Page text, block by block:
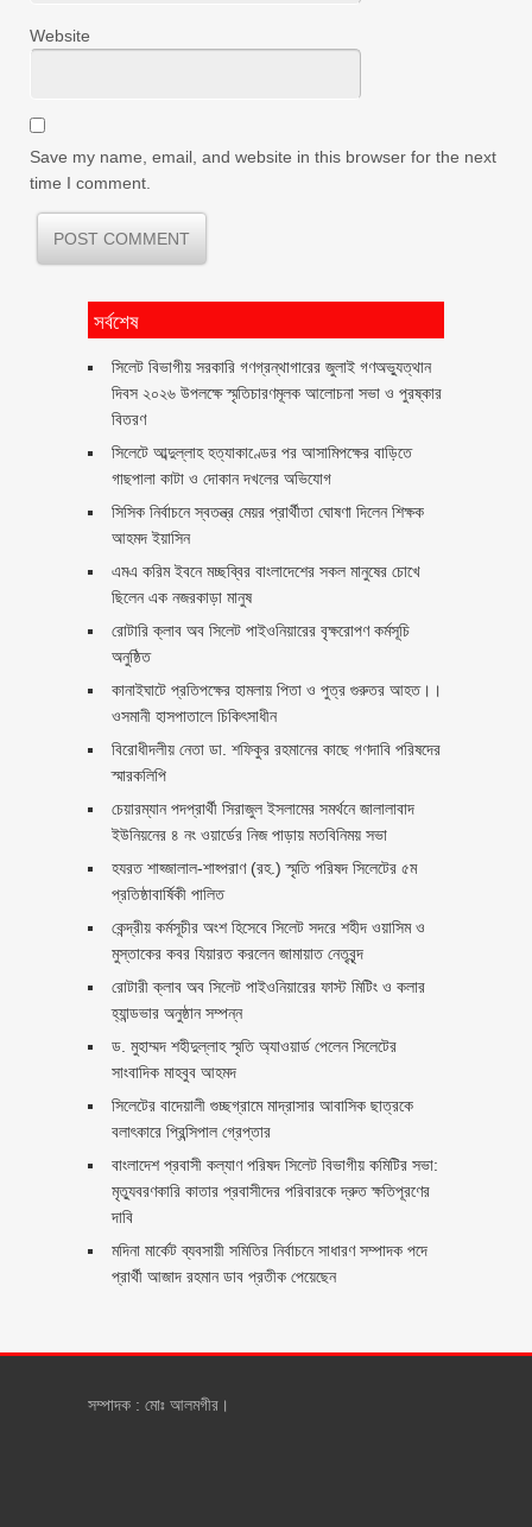
Website
Save my name, email, and website in this browser for the next
time I comment.
সর্বশেষ
সিলেট বিভাগীয় সরকারি গণগ্রন্থাগারের জুলাই গণঅভ্যুত্থান
দিবস ২০২৬ উপলক্ষে স্মৃতিচারণমূলক আলোচনা সভা ও পুরষ্কার
বিতরণ ‎ ‎
সিলেটে আব্দুল্লাহ হত্যাকাণ্ডের পর আসামিপক্ষের বাড়িতে
গাছপালা কাটা ও দোকান দখলের অভিযোগ
সিসিক নির্বাচনে স্বতন্ত্র মেয়র প্রার্থীতা ঘোষণা দিলেন শিক্ষক
আহমদ ইয়াসিন
এমএ করিম ইবনে মচ্ছব্বির বাংলাদেশের সকল মানুষের চোখে
ছিলেন এক নজরকাড়া মানুষ ‎
রোটারি ক্লাব অব সিলেট পাইওনিয়ারের বৃক্ষরোপণ কর্মসূচি
অনুষ্ঠিত
কানাইঘাটে প্রতিপক্ষের হামলায় পিতা ও পুত্র গুরুতর আহত।।
ওসমানী হাসপাতালে চিকিৎসাধীন
বিরোধীদলীয় নেতা ডা. শফিকুর রহমানের কাছে গণদাবি পরিষদের
স্মারকলিপি ‎
চেয়ারম্যান পদপ্রার্থী সিরাজুল ইসলামের সমর্থনে জালালাবাদ
ইউনিয়নের ৪ নং ওয়ার্ডের নিজ পাড়ায় মতবিনিময় সভা
হযরত শাহ্জালাল-শাহ্পরাণ (রহ.) স্মৃতি পরিষদ সিলেটের ৫ম
প্রতিষ্ঠাবার্ষিকী পালিত ‎​
কেন্দ্রীয় কর্মসূচীর অংশ হিসেবে সিলেট সদরে শহীদ ওয়াসিম ও
মুস্তাকের কবর যিয়ারত করলেন জামায়াত নেতৃবৃন্দ ‎
রোটারী ক্লাব অব সিলেট পাইওনিয়ারের ফাস্ট মিটিং ও কলার
হ্যান্ডভার অনুষ্ঠান সম্পন্ন
ড. মুহাম্মদ শহীদুল্লাহ স্মৃতি অ্যাওয়ার্ড পেলেন সিলেটের
সাংবাদিক মাহবুব আহমদ
সিলেটের বাদেয়ালী গুচ্ছগ্রামে মাদ্রাসার আবাসিক ছাত্রকে
বলাৎকারে প্রিন্সিপাল গ্রেপ্তার ‎
বাংলাদেশ প্রবাসী কল্যাণ পরিষদ সিলেট বিভাগীয় কমিটির সভা:
মৃত্যুবরণকারি কাতার প্রবাসীদের পরিবারকে দ্রুত ক্ষতিপূরণের
দাবি
মদিনা মার্কেট ব্যবসায়ী সমিতির নির্বাচনে সাধারণ সম্পাদক পদে
প্রার্থী আজাদ রহমান ডাব প্রতীক পেয়েছেন ‎
সম্পাদক : মোঃ আলমগীর।